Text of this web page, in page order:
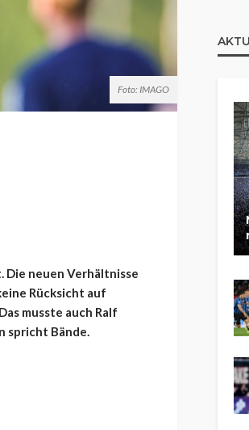
Foto: IMAGO
Die neuen Verhältnisse
Rücksicht auf
musste auch Ralf
spricht Bände.